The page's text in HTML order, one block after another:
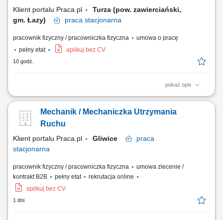
Klient portalu Praca.pl
Turza (pow. zawierciański,
gm. Łazy)
praca stacjonarna
pracownik fizyczny / pracowniczka fizyczna
umowa o pracę
pełny etat
aplikuj bez CV
10 godz.
pokaż opis
Kompleksowa opieka nad parkiem maszynowym i zapewnienie
urządzeń oraz przezbrajanie linii technologicznych. Udział w projektach
modernizacyjnych oraz instalacji nowych maszyn na produkcji.
Mechanik / Mechaniczka Utrzymania
Ruchu
Klient portalu Praca.pl Gliwice
praca
stacjonarna
pracownik fizyczny / pracowniczka fizyczna
umowa zlecenie /
kontrakt B2B
pełny etat
rekrutacja online
aplikuj bez CV
1 dni